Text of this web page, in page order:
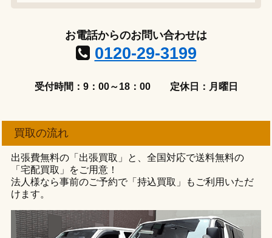
お電話からのお問い合わせは
0120-29-3199
受付時間：9：00～18：00 定休日：月曜日
買取の流れ
出張費無料の「出張買取」と、全国対応で送料無料の
「宅配買取」をご用意！
法人様なら事前のご予約で「持込買取」もご利用いただ
けます。